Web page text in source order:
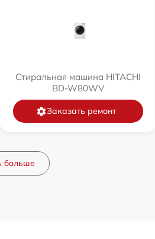
Стиральная машина HITACHI
BD-W80WV
Заказать ремонт
больше